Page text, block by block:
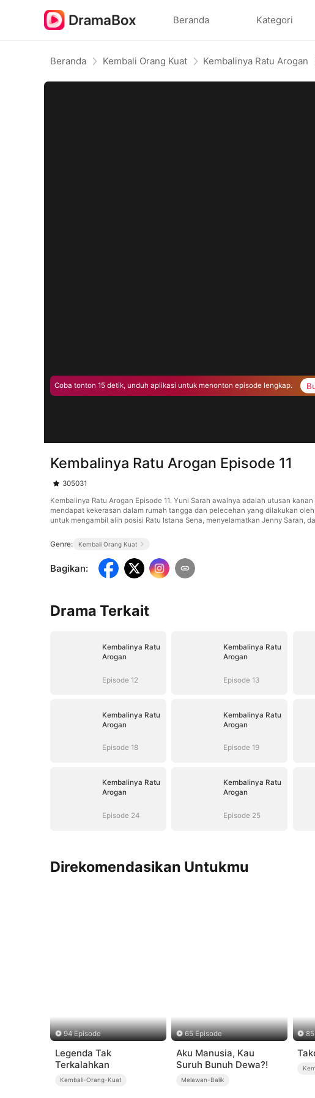
Beranda Kategori
Beranda Kembali Orang Kuat Kembalinya Ratu Arogan
Coba tonton 15 detik, unduh aplikasi untuk menonton episode lengkap.
Kembalinya Ratu Arogan Episode 11
305031
Kembalinya Ratu Arogan Episode 11. Yuni Sarah awalnya adalah utusan
mendapat kekerasan dalam rumah tangga dan pelecehan yang dilakukan
untuk mengambil alih posisi Ratu Istana Sena, menyelamatkan Jenny Sarah,
Genre: Kembali Orang Kuat
Bagikan:
Drama Terkait
Kembalinya Ratu
Arogan
Episode 12
Kembalinya Ratu
Arogan
Episode 13
Kembalinya Ratu
Arogan
Episode 18
Kembalinya Ratu
Arogan
Episode 19
Kembalinya Ratu
Arogan
Episode 24
Kembalinya Ratu
Arogan
Episode 25
Direkomendasikan Untukmu
94 Episode
Legenda Tak
Terkalahkan
Kembali-Orang-Kuat
65 Episode
Aku Manusia, Kau
Suruh Bunuh Dewa?!
Melawan-Balik